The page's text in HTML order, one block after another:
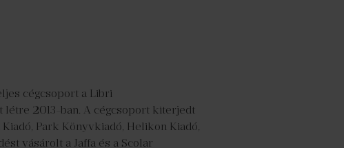
cégcsoport a Libri
2013-ban. A cégcsoport kiterjedt
Park Könyvkiadó, Helikon Kiadó,
vásárolt a Jaffa és a Scolar